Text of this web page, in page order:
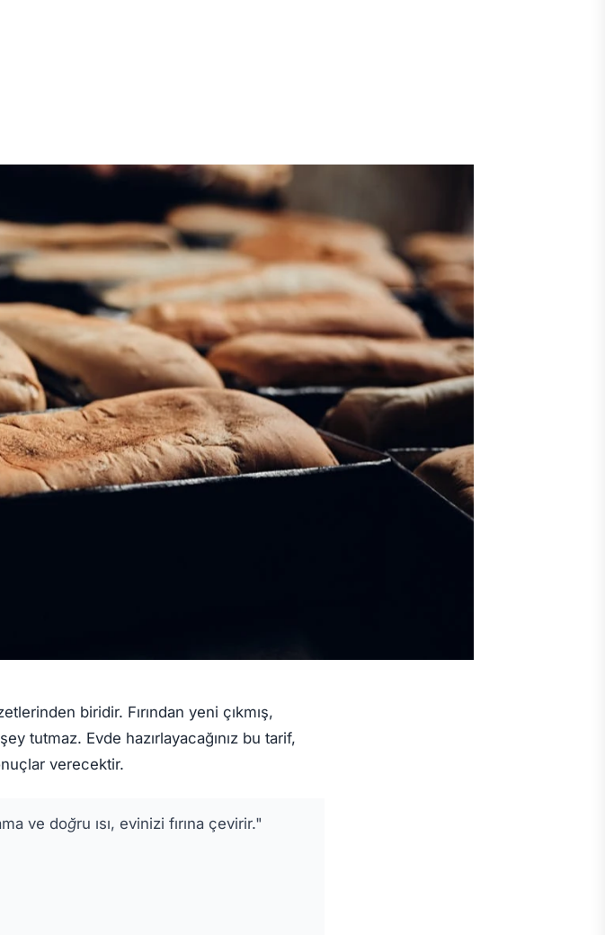
biridir. Fırından yeni çıkmış,
tutmaz. Evde hazırlayacağınız bu tarif,
verecektir.
ve doğru ısı, evinizi fırına çevirir."